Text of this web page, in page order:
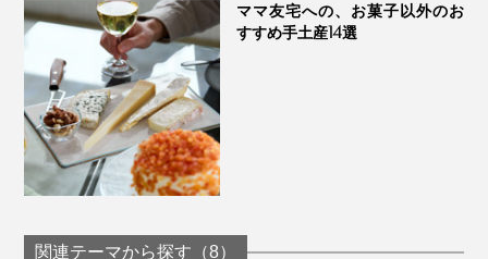
ポテトは冷凍の細切りタイプがおすすめ。ほんのり塩味
がきいてポタージュの粉末とよく絡みます。
ポテトをオリーブオイルで揚げれば、よりヘルシー。ジ
ャンクフードの罪悪感が帳消しになるかも！？（笑）
ママ友宅への、お菓子以外のお
すすめ手土産14選
関連テーマから探す（8）